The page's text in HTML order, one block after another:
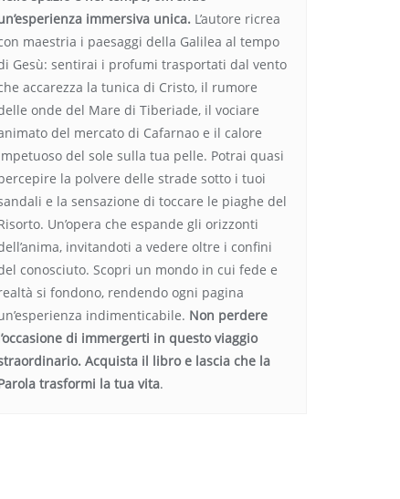
immersiva unica. L’autore ricrea
maestria i paesaggi della Galilea al tempo
Gesù: sentirai i profumi trasportati dal vento
accarezza la tunica di Cristo, il rumore
onde del Mare di Tiberiade, il vociare
del mercato di Cafarnao e il calore
del sole sulla tua pelle. Potrai quasi
la polvere delle strade sotto i tuoi
e la sensazione di toccare le piaghe del
Un’opera che espande gli orizzonti
invitandoti a vedere oltre i confini
conosciuto. Scopri un mondo in cui fede e
si fondono, rendendo ogni pagina
indimenticabile. Non perdere
di immergerti in questo viaggio
Acquista il libro e lascia che la
trasformi la tua vita.